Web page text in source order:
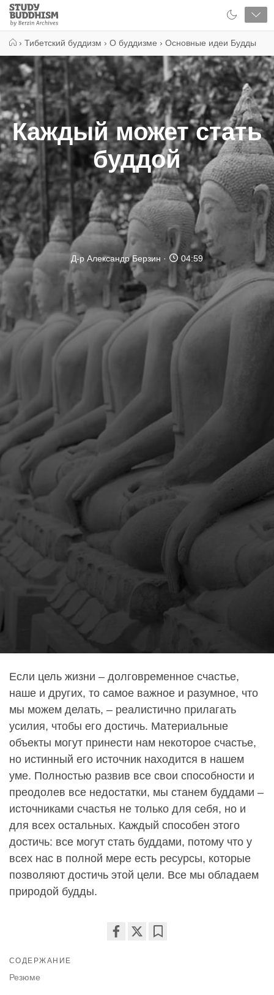
Close
Study
Buddhism
› Тибетский буддизм › О буддизме › Основные идеи Будды
Каждый может стать
буддой
Д-р Александр Берзин 04:59
Если цель жизни – долговременное счастье,
наше и других, то самое важное и разумное, что
мы можем делать, – реалистично прилагать
усилия, чтобы его достичь. Материальные
объекты могут принести нам некоторое счастье,
но истинный его источник находится в нашем
уме. Полностью развив все свои способности и
преодолев все недостатки, мы станем буддами –
источниками счастья не только для себя, но и
для всех остальных. Каждый способен этого
достичь: все могут стать буддами, потому что у
всех нас в полной мере есть ресурсы, которые
позволяют достичь этой цели. Все мы обладаем
природой будды.
СОДЕРЖАНИЕ
Резюме